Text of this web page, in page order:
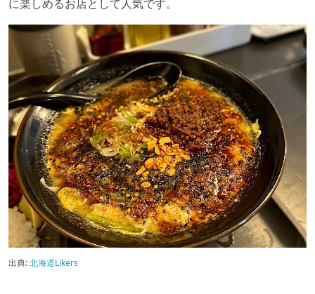
に楽しめるお店として人気です。
出典:北海道Likers